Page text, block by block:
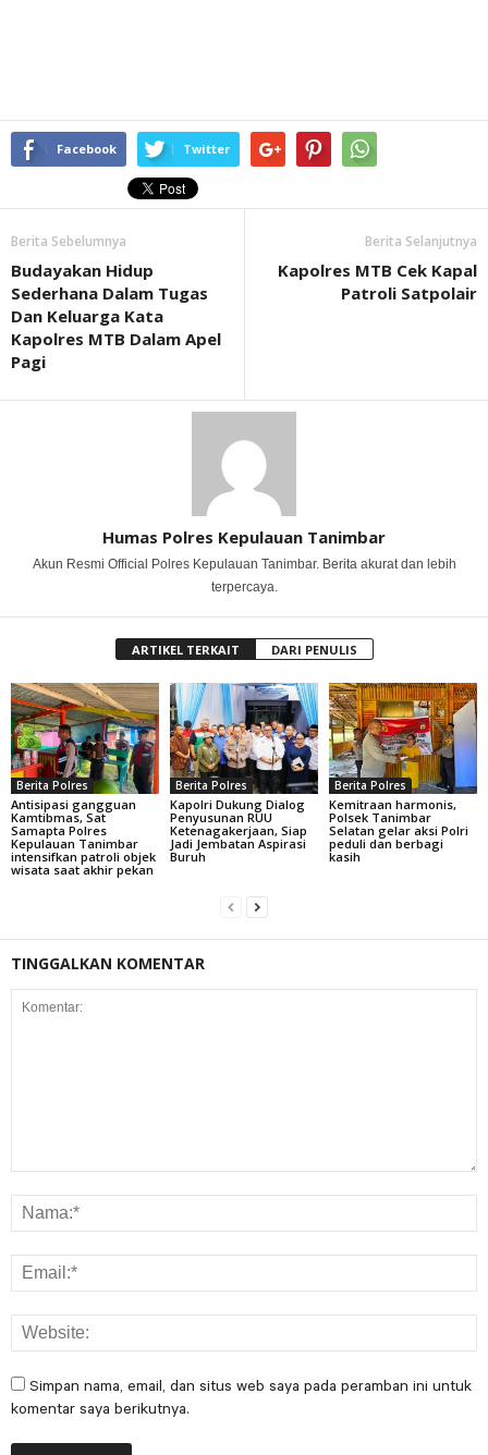
Facebook Twitter
Berita Sebelumnya
Budayakan Hidup
Sederhana Dalam Tugas
Dan Keluarga Kata
Kapolres MTB Dalam Apel
Pagi
Berita Selanjutnya
Kapolres MTB Cek Kapal
Patroli Satpolair
Humas Polres Kepulauan Tanimbar
Akun Resmi Official Polres Kepulauan Tanimbar. Berita akurat dan lebih
terpercaya.
ARTIKEL TERKAIT DARI PENULIS
Berita Polres
Antisipasi gangguan
Kamtibmas, Sat
Samapta Polres
Kepulauan Tanimbar
intensifkan patroli objek
wisata saat akhir pekan
Berita Polres
Kapolri Dukung Dialog
Penyusunan RUU
Ketenagakerjaan, Siap
Jadi Jembatan Aspirasi
Buruh
Berita Polres
Kemitraan harmonis,
Polsek Tanimbar
Selatan gelar aksi Polri
peduli dan berbagi
kasih
TINGGALKAN KOMENTAR
Simpan nama, email, dan situs web saya pada peramban ini untuk
komentar saya berikutnya.